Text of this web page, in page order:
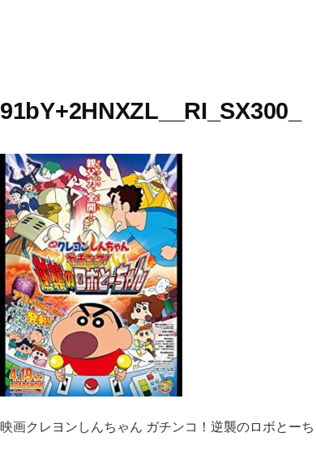
91bY+2HNXZL__RI_SX300_
映画クレヨンしんちゃん ガチンコ！逆襲のロボとー